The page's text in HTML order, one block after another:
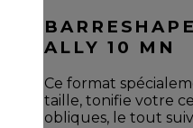
ALLY 10 MN
Ce format
taille, tonifie votre
obliques, le tout